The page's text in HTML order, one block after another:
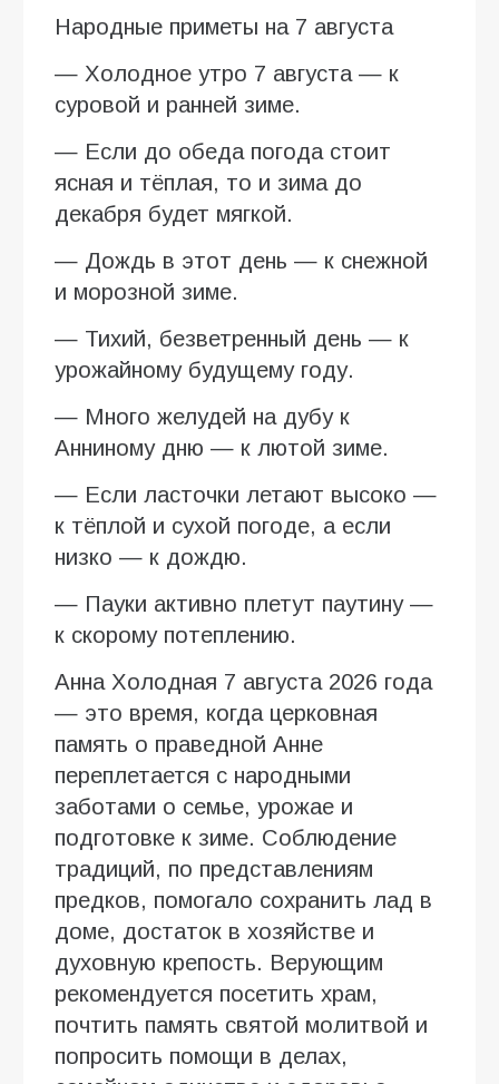
Народные приметы на 7 августа
— Холодное утро 7 августа — к
суровой и ранней зиме.
— Если до обеда погода стоит
ясная и тёплая, то и зима до
декабря будет мягкой.
— Дождь в этот день — к снежной
и морозной зиме.
— Тихий, безветренный день — к
урожайному будущему году.
— Много желудей на дубу к
Анниному дню — к лютой зиме.
— Если ласточки летают высоко —
к тёплой и сухой погоде, а если
низко — к дождю.
— Пауки активно плетут паутину —
к скорому потеплению.
Анна Холодная 7 августа 2026 года
— это время, когда церковная
память о праведной Анне
переплетается с народными
заботами о семье, урожае и
подготовке к зиме. Соблюдение
традиций, по представлениям
предков, помогало сохранить лад в
доме, достаток в хозяйстве и
духовную крепость. Верующим
рекомендуется посетить храм,
почтить память святой молитвой и
попросить помощи в делах,